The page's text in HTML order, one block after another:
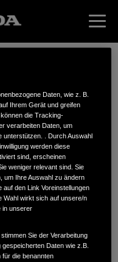
GMBH
Daten, wie z. B.
Ihrem Gerät und greifen
die Tracking-
verarbeiten Daten, um
unterstützen. . Durch Auswahl
werden diese
sind, erscheinen
weniger relevant sind. Sie
um Ihre Auswahl zu ändern
auf den Link Voreinstellungen
Wahl wirkt sich auf unsere/n
in unserer
Sie der Verarbeitung
Daten wie z.B.
die benannten